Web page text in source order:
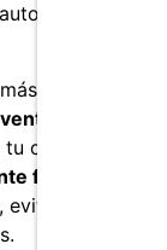
parte
allá: integra
y
censor jurado
financiero
errores y